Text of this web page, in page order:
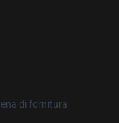
di fornitura